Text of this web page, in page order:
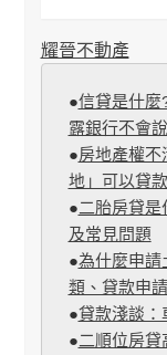
耀晉不動產
●信貸是什麼
露銀行不會
●房地產權不
地」可以貸
●二胎房貸是
及常見問題
●為什麼申請
類、貸款申
●貸款淺談
●二順位房貸